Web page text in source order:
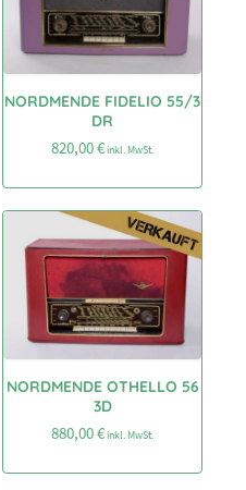
NORDMENDE FIDELIO 55/3
DR
820,00€inkl. MwSt.
NORDMENDE OTHELLO 56
3D
880,00€inkl. MwSt.